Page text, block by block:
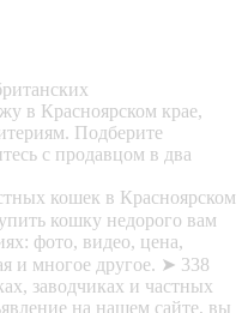
в Красноярском крае,
Подберите
с продавцом в два
кошек в Красноярском
кошку недорого вам
фото, видео, цена,
и многое другое. ➤ 338
заводчиках и частных
на нашем сайте, вы